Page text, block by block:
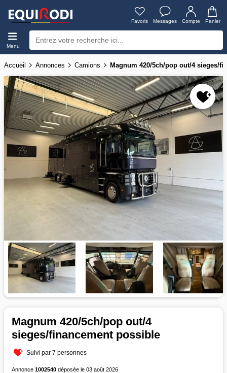
Favoris Messages Compte Panier
Menu
Accueil Annonces Camions Magnum 420/5ch/pop out/4 sieges/
Magnum 420/5ch/pop out/4
sieges/financement possible
Suivi par 7 personnes
Annonce 1002540 déposée le 03 août 2026